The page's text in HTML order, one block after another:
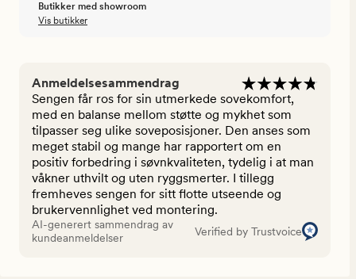
Butikker med showroom
Vis butikker
Anmeldelsesammendrag
Sengen får ros for sin utmerkede sovekomfort,
med en balanse mellom støtte og mykhet som
tilpasser seg ulike soveposisjoner. Den anses som
meget stabil og mange har rapportert om en
positiv forbedring i søvnkvaliteten, tydelig i at man
våkner uthvilt og uten ryggsmerter. I tillegg
fremheves sengen for sitt flotte utseende og
brukervennlighet ved montering.
AI-generert sammendrag av
kundeanmeldelser
Verified by Trustvoice